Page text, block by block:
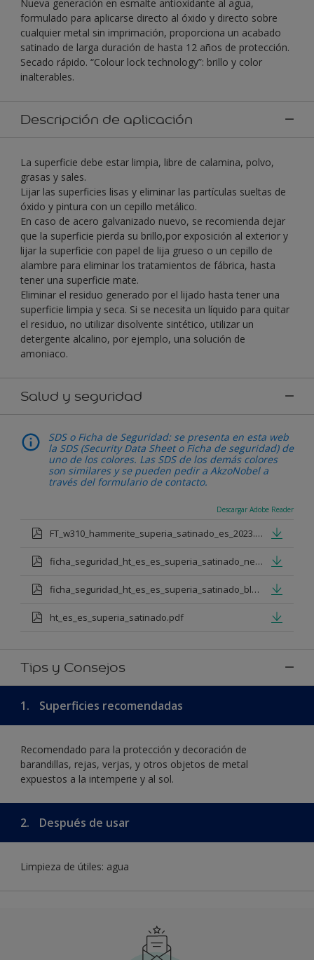
Nueva generación en esmalte antioxidante al agua,
formulado para aplicarse directo al óxido y directo sobre
cualquier metal sin imprimación, proporciona un acabado
satinado de larga duración de hasta 12 años de protección.
Secado rápido. “Colour lock technology”: brillo y color
inalterables.
Descripción de aplicación
La superficie debe estar limpia, libre de calamina, polvo,
grasas y sales.
Lijar las superficies lisas y eliminar las partículas sueltas de
óxido y pintura con un cepillo metálico.
En caso de acero galvanizado nuevo, se recomienda dejar
que la superficie pierda su brillo,por exposición al exterior y
lijar la superficie con papel de lija grueso o un cepillo de
alambre para eliminar los tratamientos de fábrica, hasta
tener una superficie mate.
Eliminar el residuo generado por el lijado hasta tener una
superficie limpia y seca. Si se necesita un líquido para quitar
el residuo, no utilizar disolvente sintético, utilizar un
detergente alcalino, por ejemplo, una solución de
amoniaco.
Salud y seguridad
SDS o Ficha de Seguridad: se presenta en esta web
la SDS (Security Data Sheet o Ficha de seguridad) de
uno de los colores. Las SDS de los demás colores
son similares y se pueden pedir a AkzoNobel a
través del formulario de contacto.
Descargar Adobe Reader
FT_w310_hammerite_superia_satinado_es_2023.pdf
ficha_seguridad_ht_es_es_superia_satinado_negro.pdf
ficha_seguridad_ht_es_es_superia_satinado_blanco.pdf
ht_es_es_superia_satinado.pdf
Tips y Consejos
1. Superficies recomendadas
Recomendado para la protección y decoración de
barandillas, rejas, verjas, y otros objetos de metal
expuestos a la intemperie y al sol.
2. Después de usar
Limpieza de útiles: agua